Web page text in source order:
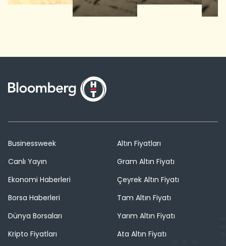
Businessweek
Canlı Yayın
Ekonomi Haberleri
Borsa Haberleri
Dünya Borsaları
Kripto Fiyatları
Altın Fiyatları
Gram Altın Fiyatı
Çeyrek Altın Fiyatı
Tam Altın Fiyatı
Yarım Altın Fiyatı
Ata Altın Fiyatı